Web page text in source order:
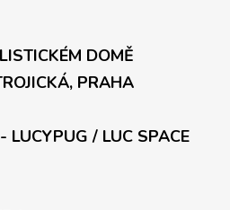
DOMĚ
PRAHA
LUCYPUG / LUC SPACE